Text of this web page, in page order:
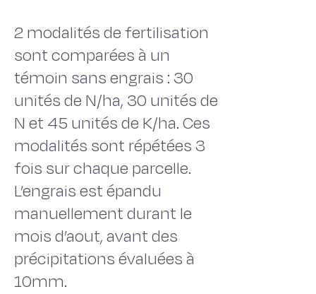
2 modalités de fertilisation
sont comparées à un
témoin sans engrais : 30
unités de N/ha, 30 unités de
N et 45 unités de K/ha. Ces
modalités sont répétées 3
fois sur chaque parcelle.
L’engrais est épandu
manuellement durant le
mois d’aout, avant des
précipitations évaluées à
10mm.